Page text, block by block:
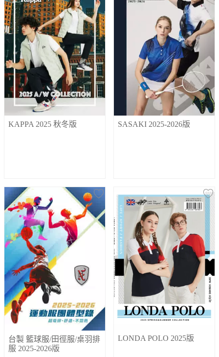
KAPPA 2025 秋冬版 SASAKI 2025-2026版
台製 籃球服/田徑服/桌羽排
服 2025-2026版
LONDA POLO 2025版